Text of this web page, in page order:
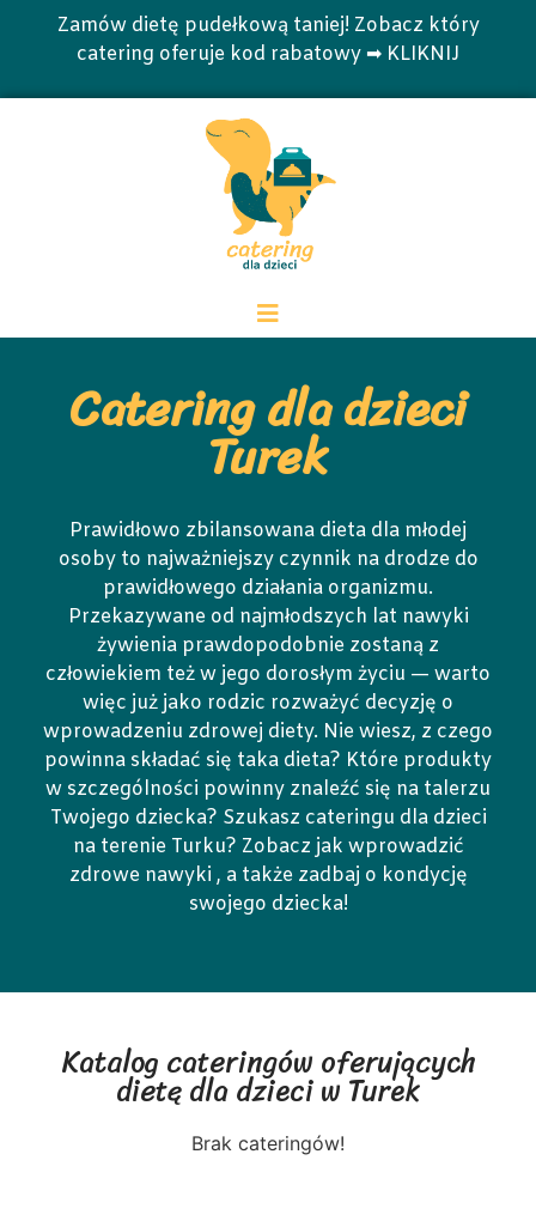
Zamów dietę pudełkową taniej! Zobacz który
catering oferuje kod rabatowy ➡ KLIKNIJ
Catering dla dzieci
Turek
Prawidłowo zbilansowana dieta dla młodej
osoby to najważniejszy czynnik na drodze do
prawidłowego działania organizmu.
Przekazywane od najmłodszych lat nawyki
żywienia prawdopodobnie zostaną z
człowiekiem też w jego dorosłym życiu — warto
więc już jako rodzic rozważyć decyzję o
wprowadzeniu zdrowej diety. Nie wiesz, z czego
powinna składać się taka dieta? Które produkty
w szczególności powinny znaleźć się na talerzu
Twojego dziecka? Szukasz cateringu dla dzieci
na terenie Turku? Zobacz jak wprowadzić
zdrowe nawyki , a także zadbaj o kondycję
swojego dziecka!
Katalog cateringów oferujących
dietę dla dzieci w Turek
Brak cateringów!